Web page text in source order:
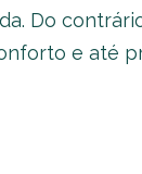
Do
e até